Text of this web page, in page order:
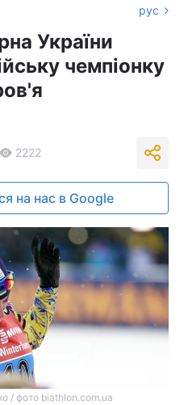
рус
України
чемпіонку
2222
на нас в Google
/ фото biathlon.com.ua